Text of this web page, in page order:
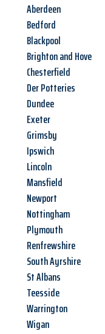
Aberdeen
Bedford
Blackpool
Brighton and Hove
Chesterfield
Der Potteries
Dundee
Exeter
Grimsby
Ipswich
Lincoln
Mansfield
Newport
Nottingham
Plymouth
Renfrewshire
South Ayrshire
St Albans
Teesside
Warrington
Wigan